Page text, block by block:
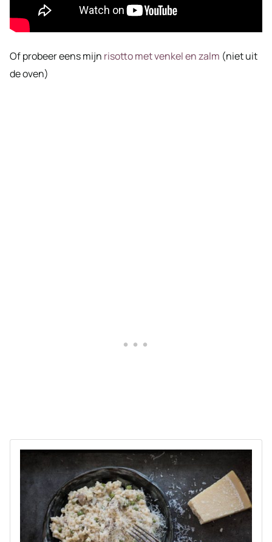
Of probeer eens mijn risotto met venkel en zalm (niet uit
de oven)